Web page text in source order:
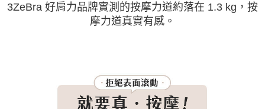
3ZeBra 好肩力品牌實測的按摩力道約落在 1.3 kg，按
摩力道真實有感。